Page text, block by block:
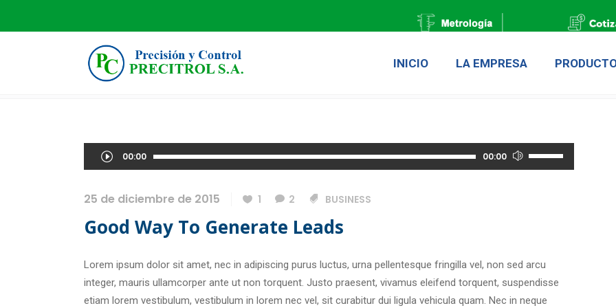
INICIO LA EMPRESA
GOOD WAY TO GENERATE LEADS Precitrol
Reproductor
de
00:00 00:00
Utiliza
las
aumentar
25 de diciembre de 2015 1 2 BUSINESS
Good Way To Generate Leads
Lorem ipsum dolor sit amet, nec in adipiscing purus luctus, urna pellentesque fringilla vel, non sed arcu
integer, mauris ullamcorper ante ut non torquent. Justo praesent, vivamus eleifend torquent, suspendisse
etiam lorem vestibulum, vestibulum in lorem nec vel, sit curabitur dui ligula vehicula quam. Nec in neque